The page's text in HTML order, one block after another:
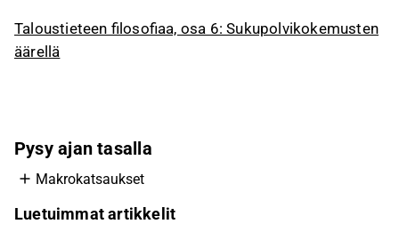
Taloustieteen filosofiaa, osa 6: Sukupolvikokemusten
äärellä
Pysy ajan tasalla
Makrokatsaukset
Luetuimmat artikkelit